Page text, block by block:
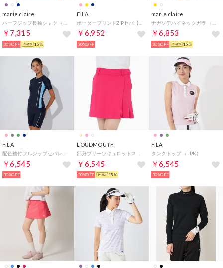
marie claire
￥7,315
30%OFF 15%
FILA
￥6,952
20%OFF
marie claire
￥6,853
30%OFF 15%
FILA
￥6,545
30%OFF
LOUDMOUTH
￥6,545
30%OFF 15%
FILA
タンクトップ （LPK）
￥6,545
30%OFF